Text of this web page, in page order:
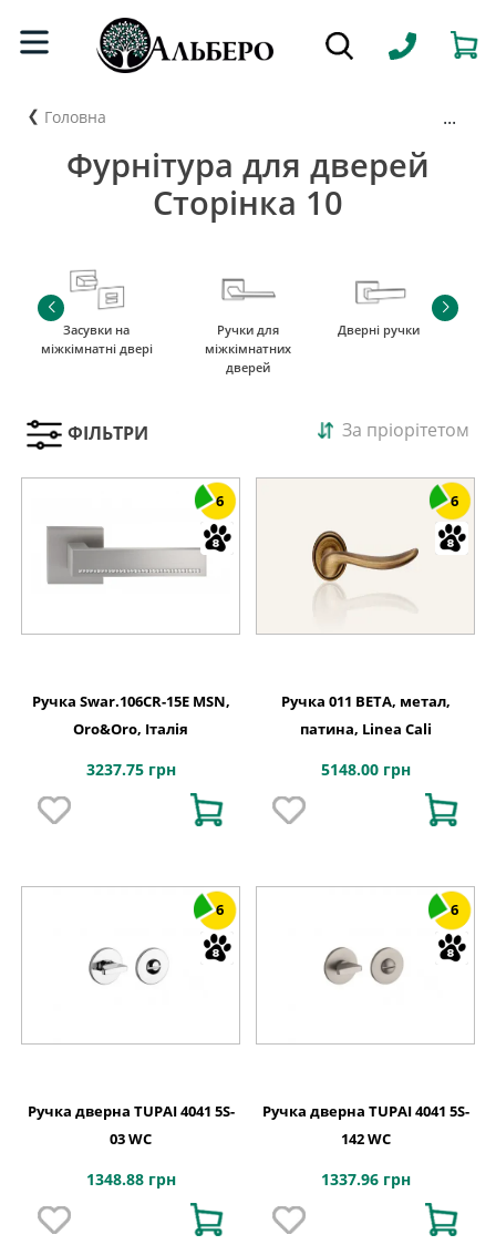
Головна ...
Фурнітура для дверей
Сторінка 10
Засувки на
міжкімнатні двері
Ручки для
міжкімнатних
дверей
Дверні ручки
ФІЛЬТРИ За пріорітетом
6
Ручка Swar.106CR-15E MSN,
Oro&Oro, Італія
3237.75 грн
6
Ручка 011 BETA, метал,
патина, Linea Cali
5148.00 грн
6
Ручка дверна TUPAI 4041 5S-
03 WC
1348.88 грн
6
Ручка дверна TUPAI 4041 5S-
142 WC
1337.96 грн